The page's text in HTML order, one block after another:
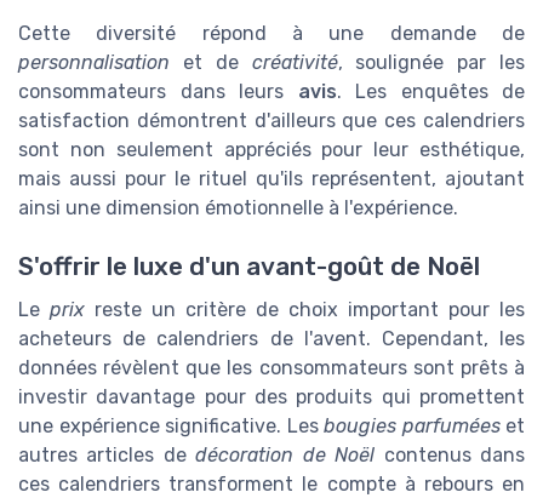
Cette diversité répond à une demande de
personnalisation et de créativité, soulignée par les
consommateurs dans leurs avis. Les enquêtes de
satisfaction démontrent d'ailleurs que ces calendriers
sont non seulement appréciés pour leur esthétique,
mais aussi pour le rituel qu'ils représentent, ajoutant
ainsi une dimension émotionnelle à l'expérience.
S'offrir le luxe d'un avant-goût de Noël
Le prix reste un critère de choix important pour les
acheteurs de calendriers de l'avent. Cependant, les
données révèlent que les consommateurs sont prêts à
investir davantage pour des produits qui promettent
une expérience significative. Les bougies parfuméeset
autres articles dedécoration de Noël contenus dans
ces calendriers transforment le compte à rebours en